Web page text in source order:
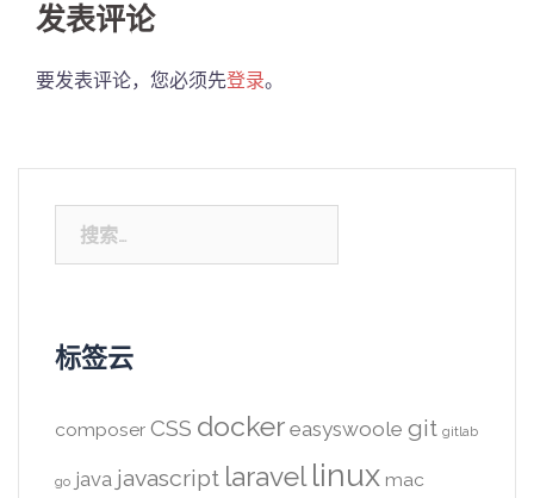
发表评论
要发表评论，您必须先登录。
索：
标签云
composer CSS docker easyswoole git gitlab
go java javascript laravel linux mac